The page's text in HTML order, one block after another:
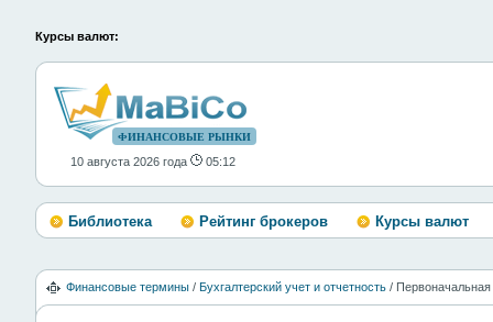
Курсы валют:
ФИНАНСОВЫЕ РЫНКИ
10 августа 2026 года 05:12
Библиотека Рейтинг брокеров Курсы валют
Финансовые термины / Бухгалтерский учет и отчетность /